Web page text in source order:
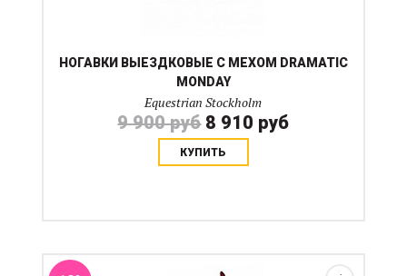
НОГАВКИ ВЫЕЗДКОВЫЕ С МЕХОМ DRAMATIC
MONDAY
Equestrian Stockholm
9 900 руб 8 910 руб
КУПИТЬ